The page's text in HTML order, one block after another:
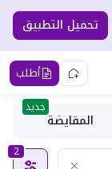
تحميل التطبيق
أطلب
المقايضة
جديد
2